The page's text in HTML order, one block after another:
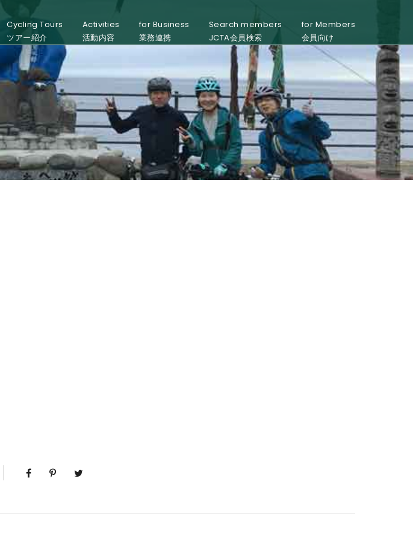
Cycling Tours
ツアー紹介
Activities
活動内容
for Business
業務連携
Search members
JCTA会員検索
for Members
会員向け